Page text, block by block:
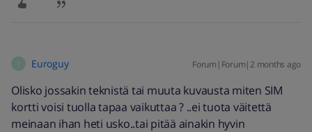
Euroguy Forum|Forum|2 months ago
Olisko jossakin teknistä tai muuta kuvausta miten SIM
kortti voisi tuolla tapaa vaikuttaa ? ..ei tuota väitettä
meinaan ihan heti usko..tai pitää ainakin hyvin